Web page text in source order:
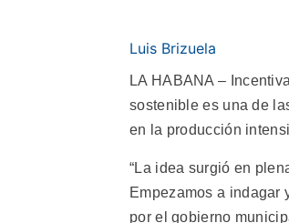
Luis Brizuela
LA HABANA –
sostenible es una de
en la producción
“La idea surgió en
Empezamos a indagar
por el gobierno